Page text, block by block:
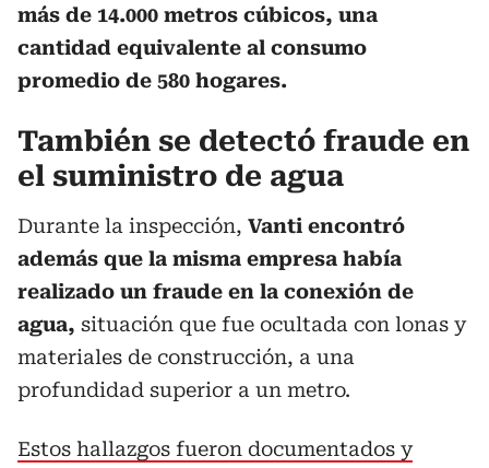
más de 14.000 metros cúbicos, una
cantidad equivalente al consumo
promedio de 580 hogares.
También se detectó fraude en
el suministro de agua
Durante la inspección, Vanti encontró
además que la misma empresa había
realizado un fraude en la conexión de
agua, situación que fue ocultada con lonas y
materiales de construcción, a una
profundidad superior a un metro.
Estos hallazgos fueron documentados y